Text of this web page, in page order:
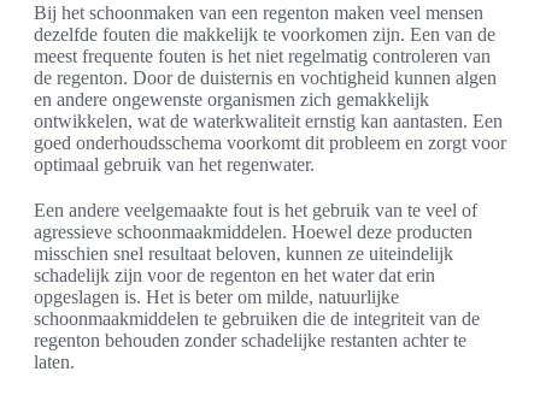
Bij het schoonmaken van een regenton maken veel mensen
dezelfde fouten die makkelijk te voorkomen zijn. Een van de
meest frequente fouten is het niet regelmatig controleren van
de regenton. Door de duisternis en vochtigheid kunnen algen
en andere ongewenste organismen zich gemakkelijk
ontwikkelen, wat de waterkwaliteit ernstig kan aantasten. Een
goed onderhoudsschema voorkomt dit probleem en zorgt voor
optimaal gebruik van het regenwater.
Een andere veelgemaakte fout is het gebruik van te veel of
agressieve schoonmaakmiddelen. Hoewel deze producten
misschien snel resultaat beloven, kunnen ze uiteindelijk
schadelijk zijn voor de regenton en het water dat erin
opgeslagen is. Het is beter om milde, natuurlijke
schoonmaakmiddelen te gebruiken die de integriteit van de
regenton behouden zonder schadelijke restanten achter te
laten.